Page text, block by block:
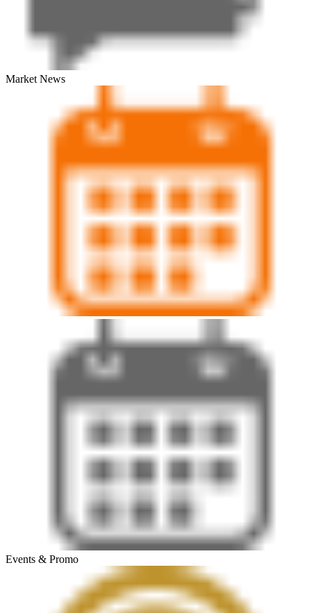
Market News
Events & Promo